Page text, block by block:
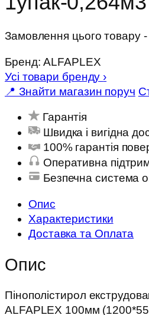
Замовлення цього товару
Бренд:ALFAPLEX
Усі товари бренду ›
📍 Знайти магазин поруч
Гарантія
Швидка і вигідна
100% гарантія
Оперативна
Безпечна система
Опис
Характеристики
Доставка та Оплата
Опис
Пінополістирол
ALFAPLEX 100мм